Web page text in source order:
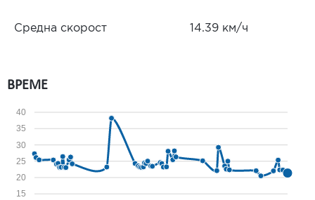
Средна скорост 14.39 км/ч
ВРЕМЕ
15
20
25
30
35
40